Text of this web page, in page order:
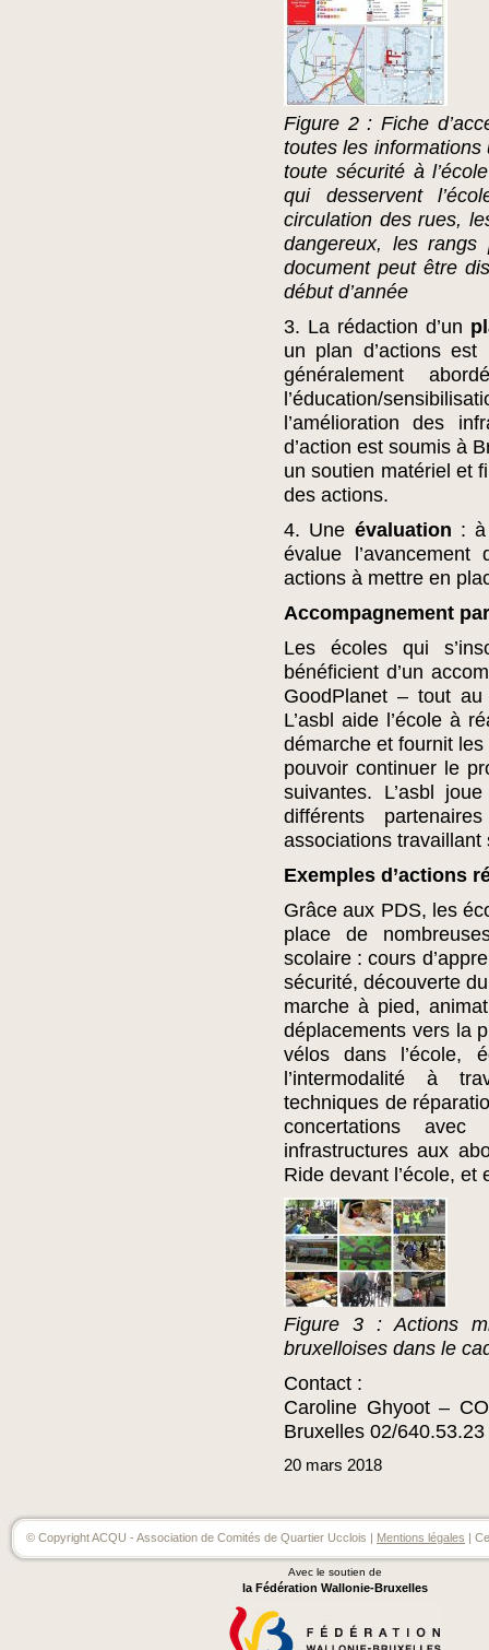
Figure 2 : Fiche
toutes les
toute sécurité à
qui desservent
circulation des rues,
dangereux, les rangs
document peut être
début d’année
3. La rédaction d’un
un plan d’actions est
généralement
l’éducation/
l’amélioration des
d’action est soumis à
un soutien matériel et
des actions.
4. Une évaluation : à
évalue
actions à mettre en
Accompagnement
Les écoles qui
bénéficient d’un
GoodPlanet – tout
L’asbl aide l’école à
démarche et fournit
pouvoir continuer le
suivantes. L’asbl
différents
associations
Exemples d’actions
Grâce aux PDS, les
place de
scolaire : cours
sécurité, découverte
marche à pied,
déplacements vers la
vélos dans l’école,
l’intermodalité à
techniques de
concertations
infrastructures aux
Ride devant l’école, et
Figure 3 : Actions
bruxelloises dans le
Contact :
Caroline Ghyoot –
Bruxelles 02/640.53.23
20 mars 2018
© Copyright ACQU - Association de Comités de Quartier Ucclois | Mentions légales |
Avec le soutien de
la Fédération Wallonie-Bruxelles